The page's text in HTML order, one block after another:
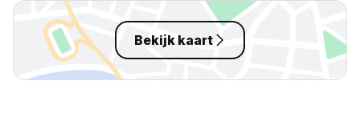
Bekijk kaart